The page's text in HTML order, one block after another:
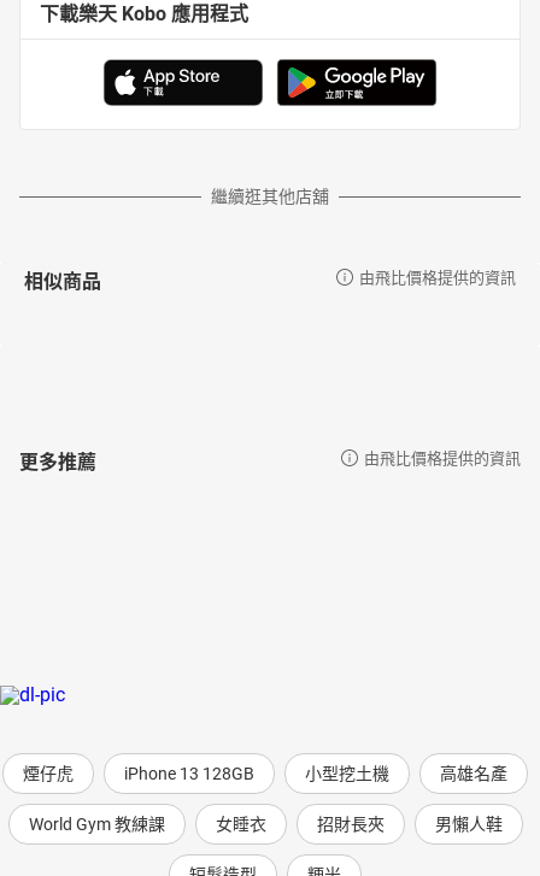
下載樂天 Kobo 應用程式
繼續逛其他店舖
相似商品 由飛比價格提供的資訊
更多推薦 由飛比價格提供的資訊
煙仔虎 iPhone 13 128GB 小型挖土機 高雄名產
World Gym 教練課 女睡衣 招財長夾 男懶人鞋